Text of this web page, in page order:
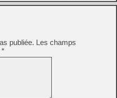
publiée. Les champs
*